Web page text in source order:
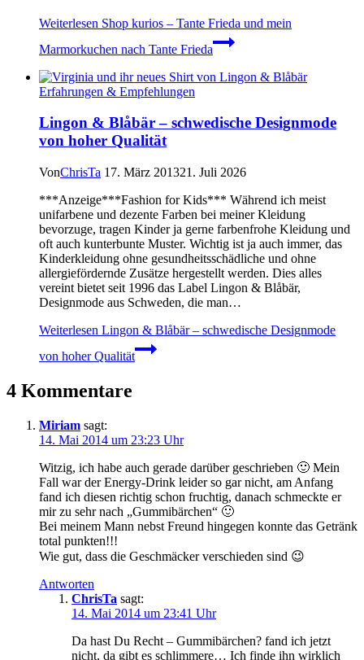
Weiterlesen Shop kurios – Tante Frieda und mein
Marmorkuchen nach Tante Frieda
Erfahrungen & Empfehlungen
Lingon & Blåbär – schwedische Designmode
von hoher Qualität
VonChrisTa 17. März 201321. Juli 2026
***Anzeige***Fashion for Kids*** Während ich meist
unifarbene und dezente Farben bei meiner Kleidung
bevorzuge, tragen Kinder ja gerne farbenfrohe Kleidung und
oft auch kunterbunte Muster. Wichtig ist ja auch immer, das
Kinderkleidung ohne gesundheitsschädliche und ohne
allergiefördernde Zusätze hergestellt werden. Dies alles
vereint bietet seit 1996 das Label Lingon & Blåbär,
Designmode aus Schweden, die man…
Weiterlesen Lingon & Blåbär – schwedische Designmode
von hoher Qualität
4 Kommentare
Miriam sagt:
14. Mai 2014 um 23:23 Uhr
Witzig, ich habe auch gerade darüber geschrieben 🙂 Mein
Fall war der Energy-Drink leider so gar nicht, am Anfang
fand ich diesen richtig schon fruchtig, danach schmeckte er
mir zu sehr nach „Gummibärchen“ 🙂
Bei meinem Mann nebst Freund hingegen konnte das Getränk
total punkten!!!
Wie gut, dass die Geschmäcker verschieden sind 😉
Antworten
ChrisTa sagt:
14. Mai 2014 um 23:41 Uhr
Da hast Du Recht – Gummibärchen? fand ich jetzt
nicht, da gibt es schlimmere… Ich finde ihn wirklich